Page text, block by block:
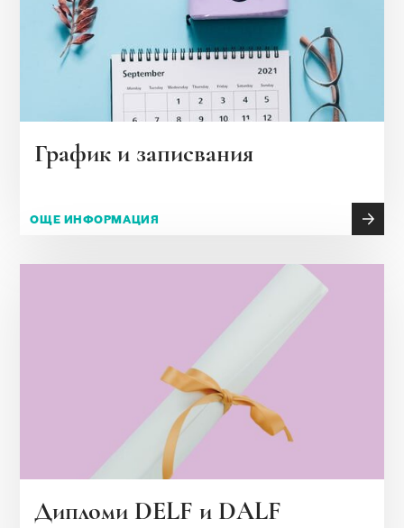
График и записвания
ОЩЕ ИНФОРМАЦИЯ
Дипломи DELF и DALF